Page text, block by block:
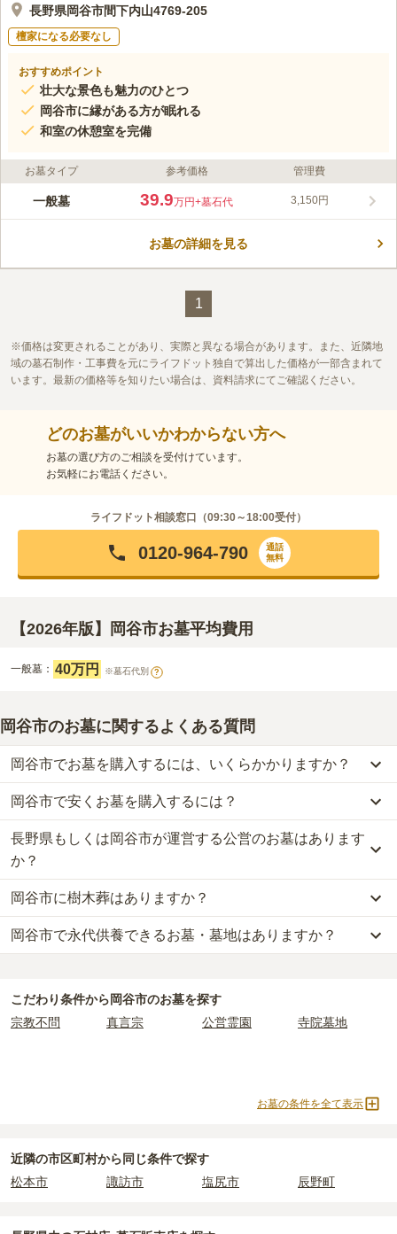
長野県岡谷市間下内山4769-205
檀家になる必要なし
おすすめポイント
壮大な景色も魅力のひとつ
岡谷市に縁がある方が眠れる
和室の休憩室を完備
お墓タイプ 参考価格 管理費
一般墓 39.9万円+墓石代 3,150円
お墓の詳細を見る
1
価格は変更されることがあり、実際と異なる場合があります。また、近隣地
域の墓石制作・工事費を元にライフドット独自で算出した価格が一部含まれて
います。最新の価格等を知りたい場合は、資料請求にてご確認ください。
どのお墓がいいかわからない方へ
お墓の選び方のご相談を受付けています。
お気軽にお電話ください。
ライフドット相談窓口（09:30～18:00受付）
0120-964-790
通話
無料
【2026年版】岡谷市お墓平均費用
一般墓： 40万円 ※墓石代別 ?
岡谷市のお墓に関するよくある質問
岡谷市でお墓を購入するには、いくらかかりますか？
岡谷市での購入費用の目安は、一般墓が約201万円
一般墓を建てる場合は、「永代使用料（土地代）」と「墓石代」の
2つが主な費用となります。
岡谷市
平均161万円です。いずれも区画の広さや墓石の大きさ・素材によ
って変わります。
なお、お墓によっては以下の費用が別途かかる場合があります。
・ 納骨式の費用：お墓に遺骨を納める儀式のための費用。僧侶に渡
すお布施、会食などの費用がかかります。
正確な費用は、区画や石材の選び方によって大きく変わるため、見
必ず確認することをおすすめします。
現地への見学が難しい場合は、資料請求でも各霊園の詳しい料金案
内を取り寄せることができます。
岡谷市で安くお墓を購入するには？
岡谷市で一番安価なお墓は、岡谷市営 内山霊園の一般墓 で、40万
円(墓石代別)
一般的に最も費用を抑えられるのは、他の方のご遺骨と一緒に埋葬
する「合祀墓（ごうしぼ）」と呼ばれるタイプです。個別のお墓に
比べて省スペースで管理の手間がかからないため、費用が安く設定
されています。
価格の目安は、1名あたり5万円〜30万円程度です。
岡谷市で安価なお墓を探したい場合は、
お墓を探すのがおすすめです。
長野県もしくは岡谷市が運営する公営のお墓はあります
か？
岡谷市には、長野県もしくは岡谷市
件あ
ります。
岡谷市営 内山霊園がそれにあたります。
れているケースがほとんどです。
主な条件として、遺骨がすでにある、該当の市区町村に一定年数以
契約条件の詳細は、各霊園のページをご確認いただくか、資料請求
岡谷市に樹木葬はありますか？
岡谷市には、樹木葬の掲載がありません。
自然葬をお考えの場合は、海洋散骨もご検討ください。
岡谷市で永代供養できるお墓・墓地はありますか？
永代供養をお考えの場合は、海洋散骨もご検討ください。
こだわり条件から岡谷市のお墓を探す
宗教不問
真言宗 公営霊園 寺院墓地
お墓の条件を全て表示
近隣の市区町村から同じ条件で探す
松本市
諏訪市 塩尻市 辰野町